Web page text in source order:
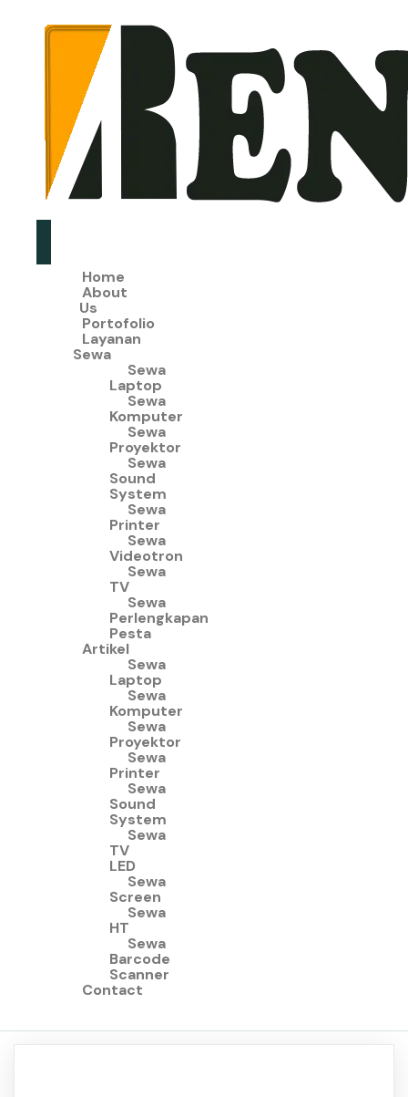
Home
About
Us
Portofolio
Layanan
Sewa
Sewa
Laptop
Sewa
Komputer
Sewa
Proyektor
Sewa
Sound
System
Sewa
Printer
Sewa
Videotron
Sewa
TV
Sewa
Perlengkapan
Pesta
Artikel
Sewa
Laptop
Sewa
Komputer
Sewa
Proyektor
Sewa
Printer
Sewa
Sound
System
Sewa
TV
LED
Sewa
Screen
Sewa
HT
Sewa
Barcode
Scanner
Contact